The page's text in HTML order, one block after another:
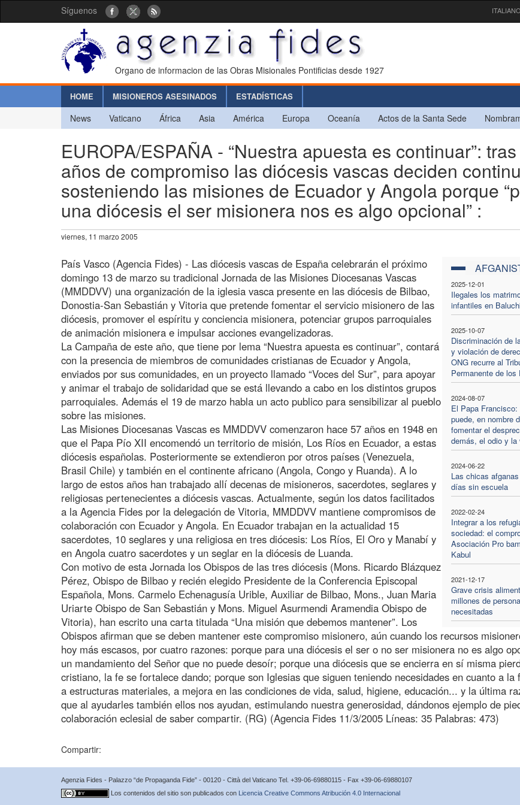
Síguenos ITALIANO
Organo de informacion de las Obras Misionales Pontificias desde 1927
HOME MISIONEROS ASESINADOS ESTADÍSTICAS
News Vaticano África Asia América Europa Oceanía Actos de la Santa Sede
EUROPA/ESPAÑA - “Nuestra apuesta es continuar”:
años de compromiso las diócesis vascas deciden
sosteniendo las misiones de Ecuador y Angola porque
una diócesis el ser misionera nos es algo opcional” :
viernes, 11 marzo 2005
2025-12-01
Ilegales los
infantiles en
2025-10-07
Discriminación de
y violación de
ONG recurre al
Permanente de los
2024-08-07
El Papa Francisco:
puede, en nombre
fomentar el
demás, el odio y la
2024-06-22
Las chicas
días sin escuela
2022-02-24
Integrar a los
sociedad: el
Asociación Pro
Kabul
2021-12-17
Grave crisis
millones de
necesitadas
País Vasco (Agencia Fides) - Las diócesis vascas de España celebrarán el próximo
domingo 13 de marzo su tradicional Jornada de las Misiones Diocesanas Vascas
(MMDDVV) una organización de la iglesia vasca presente en las diócesis de Bilbao,
Donostia-San Sebastián y Vitoria que pretende fomentar el servicio misionero de las
diócesis, promover el espíritu y conciencia misionera, potenciar grupos parroquiales
de animación misionera e impulsar acciones evangelizadoras.
La Campaña de este año, que tiene por lema “Nuestra apuesta es continuar”, contará
con la presencia de miembros de comunidades cristianas de Ecuador y Angola,
enviados por sus comunidades, en un proyecto llamado “Voces del Sur”, para apoyar
y animar el trabajo de solidaridad que se está llevando a cabo en los distintos grupos
parroquiales. Además el 19 de marzo habla un acto publico para sensibilizar al pueblo
sobre las misiones.
Las Misiones Diocesanas Vascas es MMDDVV comenzaron hace 57 años en 1948 en
que el Papa Pío XII encomendó un territorio de misión, Los Ríos en Ecuador, a estas
diócesis españolas. Posteriormente se extendieron por otros países (Venezuela,
Brasil Chile) y también en el continente africano (Angola, Congo y Ruanda). A lo
largo de estos años han trabajado allí decenas de misioneros, sacerdotes, seglares y
religiosas pertenecientes a diócesis vascas. Actualmente, según los datos facilitados
a la Agencia Fides por la delegación de Vitoria, MMDDVV mantiene compromisos de
colaboración con Ecuador y Angola. En Ecuador trabajan en la actualidad 15
sacerdotes, 10 seglares y una religiosa en tres diócesis: Los Ríos, El Oro y Manabí y
en Angola cuatro sacerdotes y un seglar en la diócesis de Luanda.
Con motivo de esta Jornada los Obispos de las tres diócesis (Mons. Ricardo Blázquez
Pérez, Obispo de Bilbao y recién elegido Presidente de la Conferencia Episcopal
Española, Mons. Carmelo Echenagusía Urible, Auxiliar de Bilbao, Mons., Juan Maria
Uriarte Obispo de San Sebastián y Mons. Miguel Asurmendi Aramendia Obispo de
Vitoria), han escrito una carta titulada “Una misión que debemos mantener”. Los
Obispos afirman que se deben mantener este compromiso misionero, aún cuando los recursos
hoy más escasos, por cuatro razones: porque para una diócesis el ser o no ser misionera no es algo
un mandamiento del Señor que no puede desoír; porque una diócesis que se encierra en sí misma
cristiano, la fe se fortalece dando; porque son Iglesias que siguen teniendo necesidades en cuanto a la
a estructuras materiales, a mejora en las condiciones de vida, salud, higiene, educación... y la última
que al ayudarles también ellos nos ayudan, estimulando nuestra generosidad, dándonos ejemplo de
colaboración eclesial de saber compartir. (RG) (Agencia Fides 11/3/2005 Líneas: 35 Palabras: 473)
Compartir:
Agenzia Fides - Palazzo “de Propaganda Fide” - 00120 - Città del Vaticano Tel. +39-06-69880115 - Fax +39-06-69880107
Los contenidos del sitio son publicados con Licencia Creative Commons Atribución 4.0 Internacional